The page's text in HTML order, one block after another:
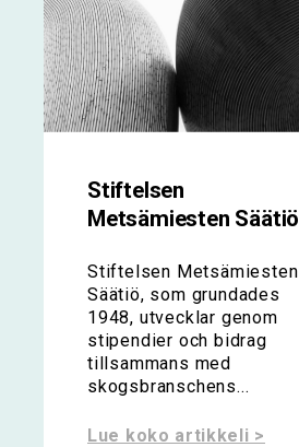
Stiftelsen
Metsämiesten Säätiö
Stiftelsen Metsämiesten
Säätiö, som grundades
1948, utvecklar genom
stipendier och bidrag
tillsammans med
skogsbranschens...
Lue koko artikkeli >